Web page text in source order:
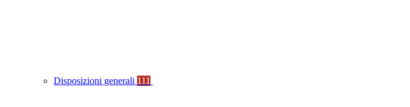
Disposizioni generali 111